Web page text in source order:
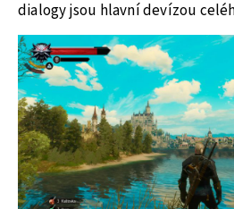
dialogy jsou hlavní devízou